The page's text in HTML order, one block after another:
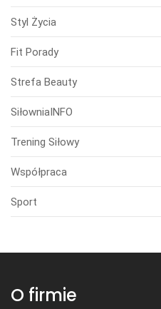
Styl Życia
Fit Porady
Strefa Beauty
SiłowniaINFO
Trening Siłowy
Współpraca
Sport
O firmie